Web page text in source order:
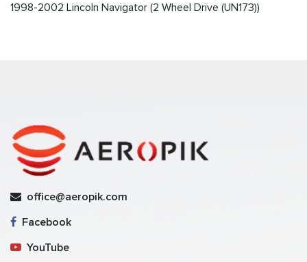
1998-2002 Lincoln Navigator (2 Wheel Drive (UN173))
office@aeropik.com
Facebook
YouTube